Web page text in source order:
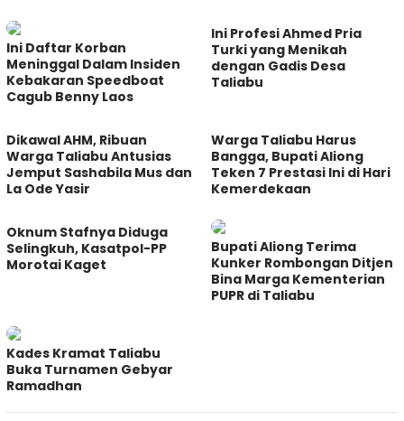
Ini Daftar Korban
Meninggal Dalam Insiden
Kebakaran Speedboat
Cagub Benny Laos
Ini Profesi Ahmed Pria
Turki yang Menikah
dengan Gadis Desa
Taliabu
Dikawal AHM, Ribuan
Warga Taliabu Antusias
Jemput Sashabila Mus dan
La Ode Yasir
Warga Taliabu Harus
Bangga, Bupati Aliong
Teken 7 Prestasi Ini di Hari
Kemerdekaan
Oknum Stafnya Diduga
Selingkuh, Kasatpol-PP
Morotai Kaget
Bupati Aliong Terima
Kunker Rombongan Ditjen
Bina Marga Kementerian
PUPR di Taliabu
Kades Kramat Taliabu
Buka Turnamen Gebyar
Ramadhan